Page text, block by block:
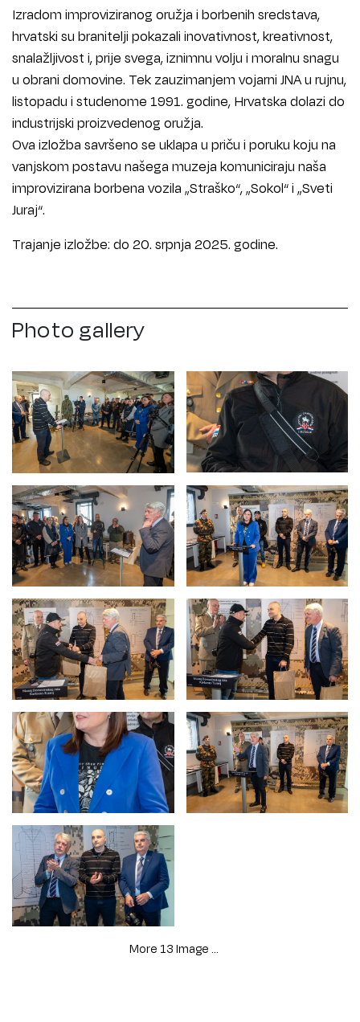
Izradom improviziranog oružja i borbenih sredstava,
hrvatski su branitelji pokazali inovativnost, kreativnost,
snalažljivost i, prije svega, iznimnu volju i moralnu snagu
u obrani domovine. Tek zauzimanjem vojarni JNA u rujnu,
listopadu i studenome 1991. godine, Hrvatska dolazi do
industrijski proizvedenog oružja.
Ova izložba savršeno se uklapa u priču i poruku koju na
vanjskom postavu našega muzeja komuniciraju naša
improvizirana borbena vozila „Straško“, „Sokol“ i „Sveti
Juraj“.
Trajanje izložbe: do 20. srpnja 2025. godine.
Photo gallery
More 13 Image ...